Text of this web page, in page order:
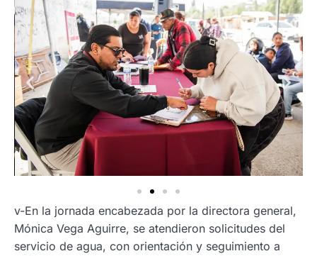
v-En la jornada encabezada por la directora general,
Mónica Vega Aguirre, se atendieron solicitudes del
servicio de agua, con orientación y seguimiento a